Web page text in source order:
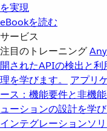
を実現
eBookを読む
サービス
注目のトレーニング
開されたAPIの検出と
理を学びます。
アプリ
ース：機能要件と非機
ューションの設計を学び
インテグレーションソ